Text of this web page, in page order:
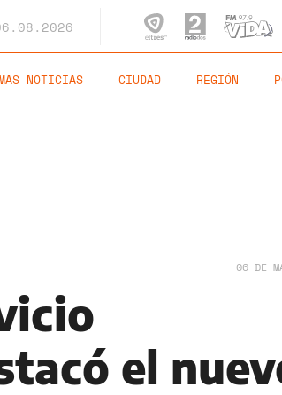
NOTICIAS CIUDAD REGIÓN
06 DE
el